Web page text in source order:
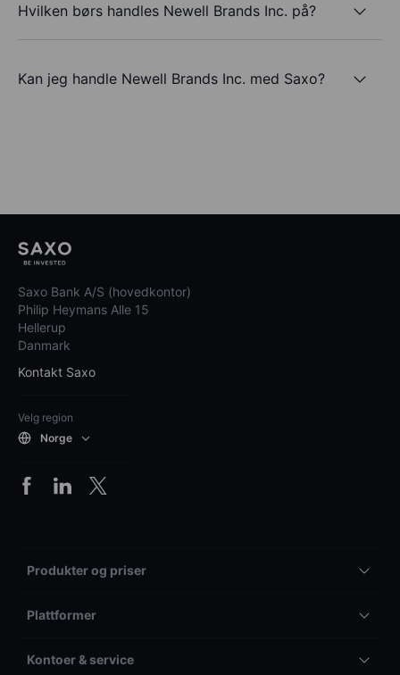
Hvilken børs handles Newell Brands Inc. på?
Kan jeg handle Newell Brands Inc. med Saxo?
Saxo Bank A/S (hovedkontor)
Philip Heymans Alle 15
Hellerup
Danmark
Kontakt Saxo
Velg region
Norge
Produkter og priser
Plattformer
Kontoer & service